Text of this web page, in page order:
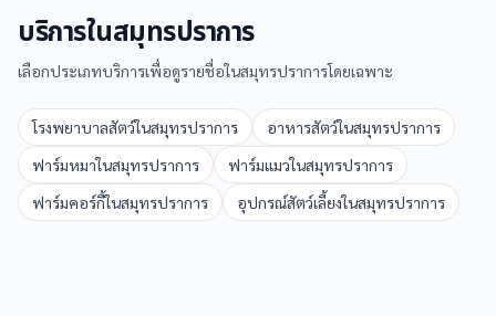
บริการในสมุทรปราการ
เลือกประเภทบริการเพื่อดูรายชื่อในสมุทรปราการโดยเฉพาะ
โรงพยาบาลสัตว์ในสมุทรปราการ อาหารสัตว์ในสมุทรปราการ
ฟาร์มหมาในสมุทรปราการ ฟาร์มแมวในสมุทรปราการ
ฟาร์มคอร์กี้ในสมุทรปราการ อุปกรณ์สัตว์เลี้ยงในสมุทรปราการ